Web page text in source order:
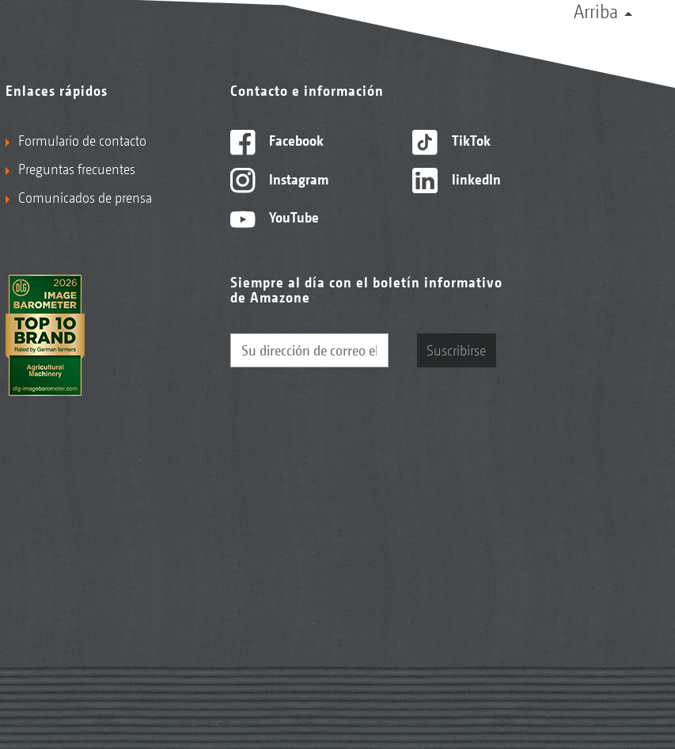
Arriba
Enlaces rápidos
Formulario de contacto
Preguntas frecuentes
Comunicados de prensa
Contacto e información
Facebook
Instagram
YouTube
TikTok
linkedIn
Siempre al día con el boletín informativo
de Amazone
Suscribirse